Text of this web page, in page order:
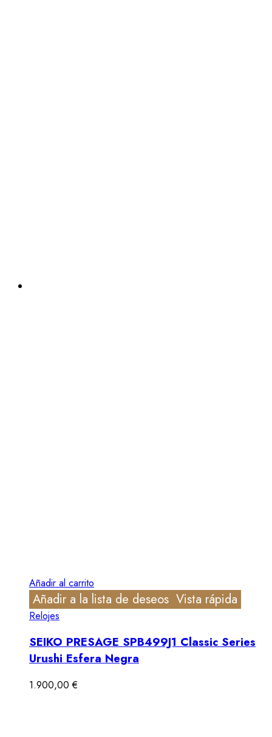
Añadir al carrito
Añadir a la lista de deseos Vista rápida
Relojes
SEIKO PRESAGE SPB499J1 Classic Series
Urushi Esfera Negra
1.900,00€